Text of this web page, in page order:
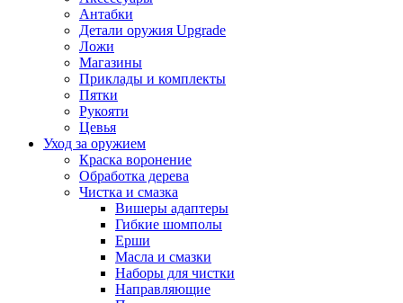
Антабки
Детали оружия Upgrade
Ложи
Магазины
Приклады и комплекты
Пятки
Рукояти
Цевья
Уход за оружием
Краска воронение
Обработка дерева
Чистка и смазка
Вишеры адаптеры
Гибкие шомполы
Ерши
Масла и смазки
Наборы для чистки
Направляющие